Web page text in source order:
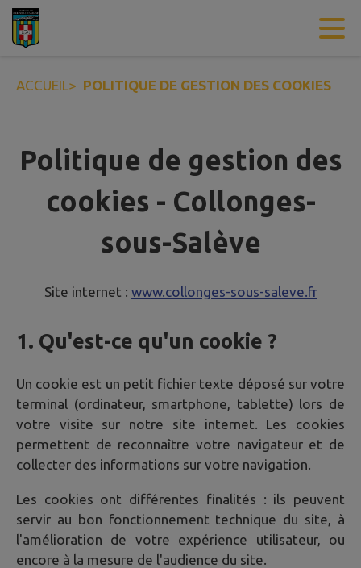
Contenu
ACCUEIL> POLITIQUE DE GESTION DES COOKIES
Politique de gestion des
cookies - Collonges-
sous-Salève
Site internet : www.collonges-sous-saleve.fr
1. Qu'est-ce qu'un cookie ?
Un cookie est un petit fichier texte déposé sur votre
terminal (ordinateur, smartphone, tablette) lors de
votre visite sur notre site internet. Les cookies
permettent de reconnaître votre navigateur et de
collecter des informations sur votre navigation.
Les cookies ont différentes finalités : ils peuvent
servir au bon fonctionnement technique du site, à
l'amélioration de votre expérience utilisateur, ou
encore à la mesure de l'audience du site.